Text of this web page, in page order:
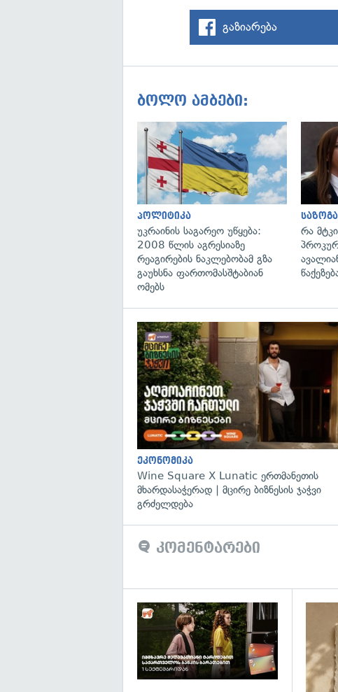
გაზიარება
ბოლო ამბები:
პოლიტიკა
უკრაინის საგარეო უწყება:
2008 წლის აგრესიაზე
რეაგირების ნაკლებობამ გზა
გაუხსნა ფართომასშტაბიან
ომებს
რა
ეკონომიკა
Wine Square X Lunatic ერთმანეთის
მხარდასაჭერად | მცირე ბიზნესის ჯაჭვი
გრძელდება
კომენტარები